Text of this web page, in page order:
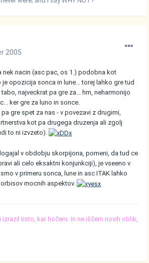
2005
nek nacin (asc pac, os 1.) podobna kot
je opozicija sonca in lune... torej lahko gre tud
najveckrat pa gre za... hm, neharmonijo
ker gre za luno in sonce.
gre spet za nas - v povezavi z drugimi,
kot pa drugega druzenja ali zgolj
to ni izvzeto).
v obdobju skorpijona, pomeni, da tud ce
ali celo eksaktni konjunkciji), je vseeno v
v primeru sonca, lune in asc ITAK lahko
mocnih aspektov.
tisto, kar hočem. In ne iščem novih oblik,